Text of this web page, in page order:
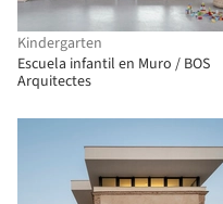
Kindergarten
Escuela infantil en Muro / BOS
Arquitectes